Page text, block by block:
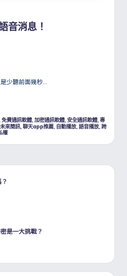
音消息！
少聽前面幾秒…
免費通訊軟體,加密通訊軟體,安全通訊軟體,專
未來簡訊,聊天app推薦, 自動播放,語音播放,跨
權
是一大挑戰？